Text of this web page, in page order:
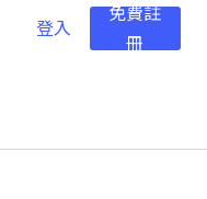
登入
免費註
冊